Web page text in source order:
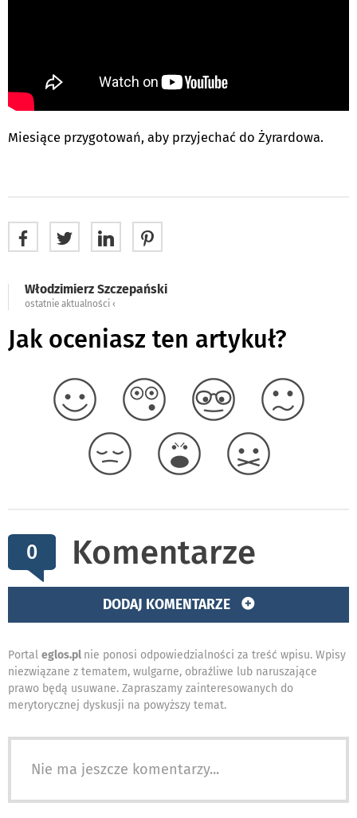
Miesiące przygotowań, aby przyjechać do Żyrardowa.
Włodzimierz Szczepański
ostatnie aktualności ‹
Jak oceniasz ten artykuł?
0 Komentarze
DODAJ KOMENTARZE
Portal eglos.pl nie ponosi odpowiedzialności za treść wpisu. Wpisy
niezwiązane z tematem, wulgarne, obraźliwe lub naruszające
prawo będą usuwane. Zapraszamy zainteresowanych do
merytorycznej dyskusji na powyższy temat.
Nie ma jeszcze komentarzy...